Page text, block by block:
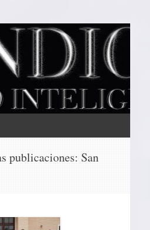
publicaciones: San